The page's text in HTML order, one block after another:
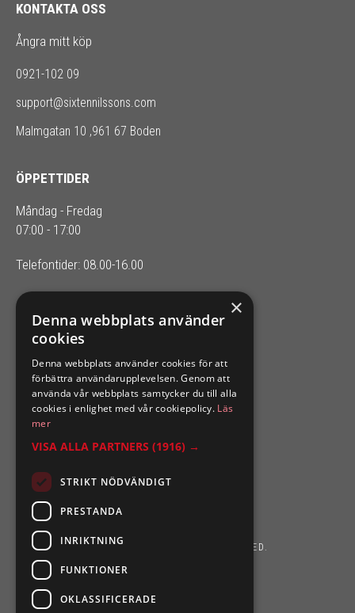
KONTAKTA OSS
Ångra mitt köp
0921-102 09
support@sixtennilssons.com
Malmgatan 10 ,961 67 Boden
ÖPPETTIDER
Måndag - Fredag
07:00 - 17:00
Telefontider: 08.00-16.00
SIXTEN NILSSONS
Organisationsnummer 556164-2652
SIXTEN NILSSONS 2026. ALL RIGHTS RESERVED.
POWERED BY EMPORI CMS
×
Denna webbplats använder
cookies
Denna webbplats använder cookies för att
förbättra användarupplevelsen. Genom att
använda vår webbplats samtycker du till alla
cookies i enlighet med vår cookiepolicy. Läs
mer
VISA ALLA PARTNERS (1916) →
STRIKT NÖDVÄNDIGT
PRESTANDA
INRIKTNING
FUNKTIONER
OKLASSIFICERADE